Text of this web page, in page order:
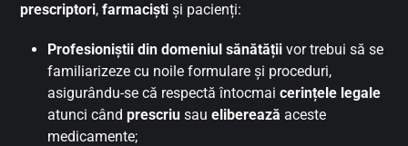
prescriptori,farmaciștiși pacienți:
Profesioniștii din domeniul sănătății vor trebui să se
familiarizeze cu noile formulare și proceduri,
asigurându-se că respectă întocmaicerințele legale
atunci cândprescriu saueliberează aceste
medicamente;